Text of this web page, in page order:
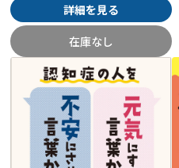
詳細を見る
在庫なし